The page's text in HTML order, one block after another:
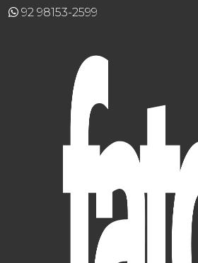
92 98153-2599